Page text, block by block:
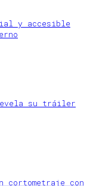
y accesible
revela su tráiler
cortometraje con